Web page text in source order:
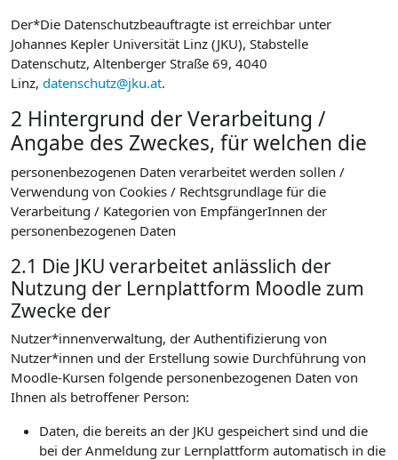
Der*Die Datenschutzbeauftragte ist erreichbar unter
Johannes Kepler Universität Linz (JKU), Stabstelle
Datenschutz, Altenberger Straße 69, 4040
Linz, datenschutz@jku.at.
2 Hintergrund der Verarbeitung /
Angabe des Zweckes, für welchen die
personenbezogenen Daten verarbeitet werden sollen /
Verwendung von Cookies / Rechtsgrundlage für die
Verarbeitung / Kategorien von EmpfängerInnen der
personenbezogenen Daten
2.1 Die JKU verarbeitet anlässlich der
Nutzung der Lernplattform Moodle zum
Zwecke der
Nutzer*innenverwaltung, der Authentifizierung von
Nutzer*innen und der Erstellung sowie Durchführung von
Moodle-Kursen folgende personenbezogenen Daten von
Ihnen als betroffener Person:
Daten, die bereits an der JKU gespeichert sind und die
bei der Anmeldung zur Lernplattform automatisch in die